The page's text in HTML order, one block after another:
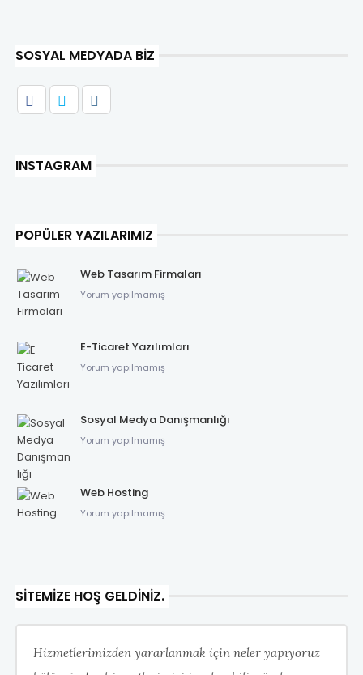
SOSYAL MEDYADA BIZ
INSTAGRAM
POPÜLER YAZILARIMIZ
Web Tasarım Firmaları
Yorum yapılmamış
E-Ticaret Yazılımları
Yorum yapılmamış
Sosyal Medya Danışmanlığı
Yorum yapılmamış
Web Hosting
Yorum yapılmamış
SITEMIZE HOŞ GELDINIZ.
Hizmetlerimizden yararlanmak için neler yapıyoruz